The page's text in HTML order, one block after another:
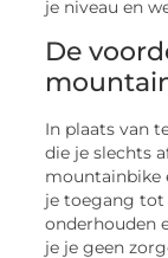
je niveau en
De
In plaats van
die je slechts
mountainbike
je toegang tot
onderhouden
je je geen